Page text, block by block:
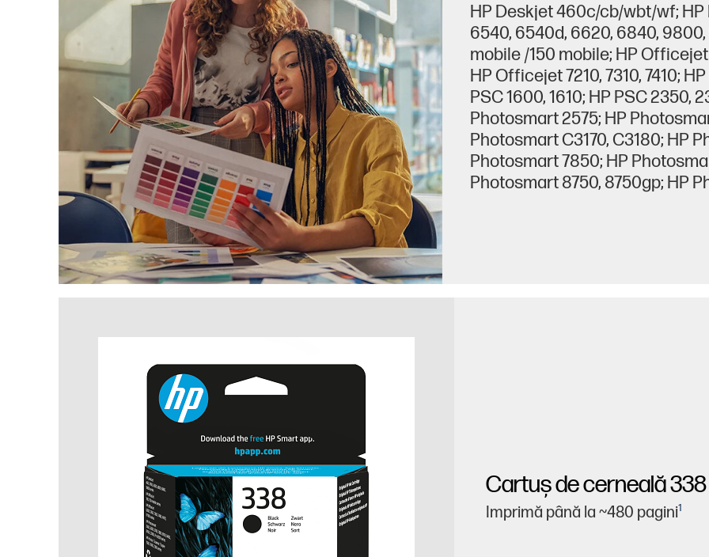
HP Deskjet 460c/cb/wbt/wf; HP
6540, 6540d, 6620, 6840,
mobile /150 mobile; HP
HP Officejet 7210, 7310, 7410;
PSC 1600, 1610; HP PSC 2350,
Photosmart 2575; HP
Photosmart C3170, C3180; HP
Photosmart 7850; HP
Photosmart 8750, 8750gp; HP
Cartuş de cerneală 338
Imprimă până la ~480 pagini1